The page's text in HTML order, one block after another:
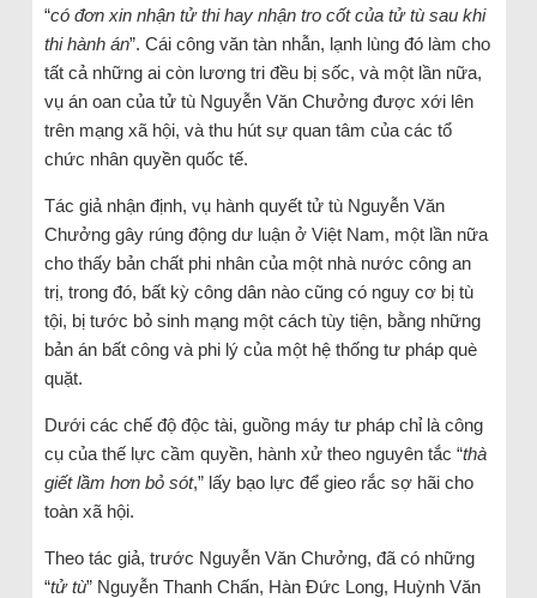
“có đơn xin nhận tử thi hay nhận tro cốt của tử tù sau khi
thi hành án”. Cái công văn tàn nhẫn, lạnh lùng đó làm cho
tất cả những ai còn lương tri đều bị sốc, và một lần nữa,
vụ án oan của tử tù Nguyễn Văn Chưởng được xới lên
trên mạng xã hội, và thu hút sự quan tâm của các tổ
chức nhân quyền quốc tế.
Tác giả nhận định, vụ hành quyết tử tù Nguyễn Văn
Chưởng gây rúng động dư luận ở Việt Nam, một lần nữa
cho thấy bản chất phi nhân của một nhà nước công an
trị, trong đó, bất kỳ công dân nào cũng có nguy cơ bị tù
tội, bị tước bỏ sinh mạng một cách tùy tiện, bằng những
bản án bất công và phi lý của một hệ thống tư pháp què
quặt.
Dưới các chế độ độc tài, guồng máy tư pháp chỉ là công
cụ của thế lực cầm quyền, hành xử theo nguyên tắc “thà
giết lầm hơn bỏ sót,” lấy bạo lực để gieo rắc sợ hãi cho
toàn xã hội.
Theo tác giả, trước Nguyễn Văn Chưởng, đã có những
“tử tù” Nguyễn Thanh Chấn, Hàn Đức Long, Huỳnh Văn